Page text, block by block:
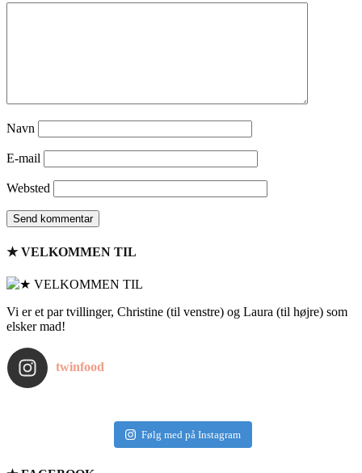
Navn
E-mail
Websted
★ VELKOMMEN TIL
Vi er et par tvillinger, Christine (til venstre) og Laura (til højre) som
elsker mad!
twinfood
Følg med på Instagram